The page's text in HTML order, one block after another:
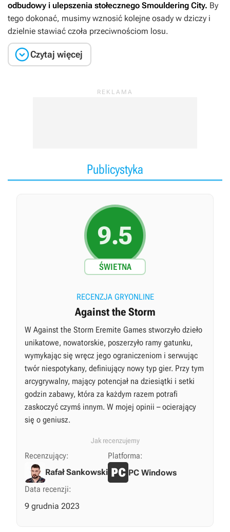
odbudowy i ulepszenia stołecznego Smouldering City. By
tego dokonać, musimy wznosić kolejne osady w dziczy i
dzielnie stawiać czoła przeciwnościom losu.
Czytaj więcej
Publicystyka
9.5
ŚWIETNA
RECENZJA GRYONLINE
Against the Storm
W Against the Storm Eremite Games stworzyło dzieło
unikatowe, nowatorskie, poszerzyło ramy gatunku,
wymykając się wręcz jego ograniczeniom i serwując
twór niespotykany, definiujący nowy typ gier. Przy tym
arcygrywalny, mający potencjał na dziesiątki i setki
godzin zabawy, która za każdym razem potrafi
zaskoczyć czymś innym. W mojej opinii – ocierający
się o geniusz.
Jak recenzujemy
Recenzujący:
Rafał Sankowski
Platforma:
PC Windows
Data recenzji:
9 grudnia 2023